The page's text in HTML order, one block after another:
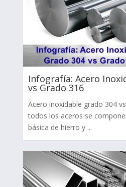
Infografía: Acero
vs Grado 316
Acero inoxidable grado 304
todos los aceros se
básica de hierro y ...